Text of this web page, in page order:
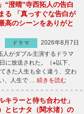
“澄晴”寺西拓人の告白
る 「真っすぐな告白が
高のシーンをありがと
ドラマ
2026年8月7日
がダブル主演するドラマ
に放送された。（※以下、
きた人生も全く違う、交わ
、人生で … 続きを読む
キラーと待ち合わせ」
とヒナタ（関水渚）の